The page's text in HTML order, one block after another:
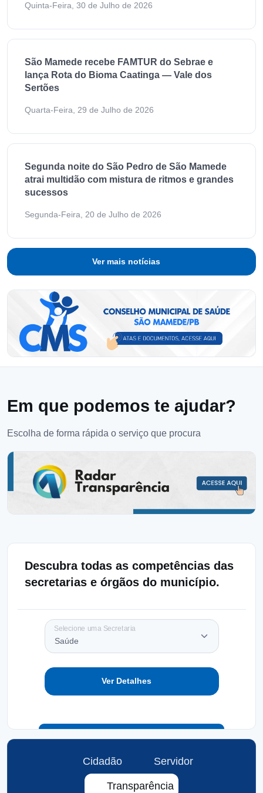
Quinta-Feira, 30 de Julho de 2026
São Mamede recebe FAMTUR do Sebrae e
lança Rota do Bioma Caatinga — Vale dos
Sertões
Quarta-Feira, 29 de Julho de 2026
Segunda noite do São Pedro de São Mamede
atrai multidão com mistura de ritmos e grandes
sucessos
Segunda-Feira, 20 de Julho de 2026
Ver mais notícias
Em que podemos te ajudar?
Escolha de forma rápida o serviço que procura
Descubra todas as competências das
secretarias e órgãos do município.
Selecione uma Secretaria
Ver Detalhes
Cidadão Servidor
Transparência